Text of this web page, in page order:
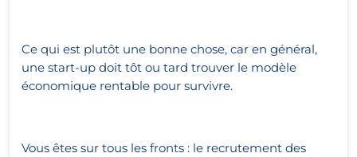
Ce qui est plutôt une bonne chose, car en général,
une start-up doit tôt ou tard trouver le modèle
économique rentable pour survivre.
Vous êtes sur tous les fronts : le recrutement des